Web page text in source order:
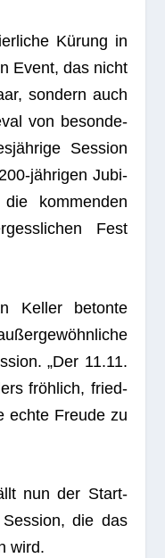
Kürung in
Event, das nicht
son­dern auch
von beson­de­
Ses­sion
jäh­ri­gen Jubi­
kom­men­den
Fest
Kel­ler betonte
„Der 11.11.
fröh­lich, fried­
echte Freude zu
nun der Start­
die das
wird.